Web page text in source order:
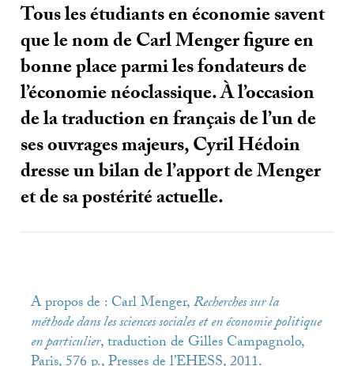
Tous les étudiants en économie savent
que le nom de Carl Menger figure en
bonne place parmi les fondateurs de
l’économie néoclassique. À l’occasion
de la traduction en français de l’un de
ses ouvrages majeurs, Cyril Hédoin
dresse un bilan de l’apport de Menger
et de sa postérité actuelle.
A propos de : Carl Menger,Recherches sur la
méthode dans les sciences sociales et en économie politique
en particulier, traduction de Gilles Campagnolo,